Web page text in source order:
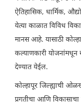
ऐतिहासिक, धार्मिक,
येत्या काळात विविध
मानस आहे. यासाठी
कल्याणकारी योजनांमधून
देण्यात येईल.
कोल्हापूर जिल्ह्याची
प्रगतीचा आणि